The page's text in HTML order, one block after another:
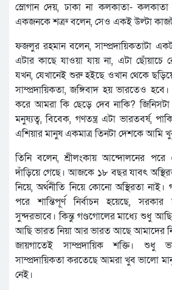
স্লোগান দেয়, ঢাকা না কলকাতা-
একজনকে শত্রু বলেন, সেও একই উল্টা
ফজলুর রহমান বলেন, সাম্প্রদায়িকতাটা
এটার কাছে যাওয়া যায় না, এটা ছোঁয়াচে
যখন, যেখানেই শুরু হইছে ওখান থেকে
সাম্প্রদায়িকতা, জঙ্গিবাদ হয় ভারতেও
করে আমরা কি ছেড়ে দেব নাকি?
মনুষ্যত্ব, বিবেক, গণতন্ত্র এটা ভারতবর্ষ,
এশিয়ার মানুষ একমাত্র তিনটা দেশকে আমি
তিনি বলেন, শ্রীলংকায় আন্দোলনের
দাঁড়িয়ে গেছে। আজকে ১৮ বছর যাবৎ
নিয়ে, অর্থনীতি নিয়ে কোনো অস্থিরতা নাই।
পরে শান্তিপূর্ণ নির্বাচন হয়েছে,
সুন্দরভাবে। কিন্তু গণ্ডগোলের মাধ্যে শুধু
আছি ভারত নিয়া আর ভারত আছে আমাদের
জায়গাতেই সাম্প্রদায়িক শক্তি। শুধু
সাম্প্রদায়িকতা করতেছে আমরা খুব ভালো
নেই।